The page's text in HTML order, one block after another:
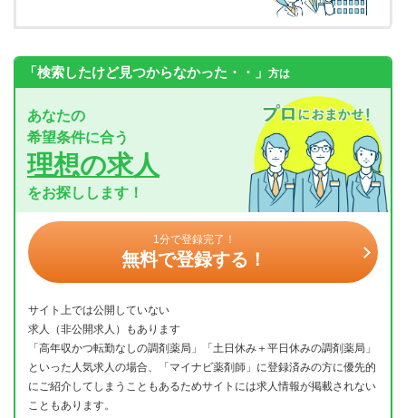
「検索したけど見つからなかった・・」 方は
あなたの
希望条件に合う
理想の求人
をお探しします！
1分で登録完了！
無料で登録する！
サイト上では公開していない
求人（非公開求人）もあります
「高年収かつ転勤なしの調剤薬局」「土日休み＋平日休みの調剤薬局」
といった人気求人の場合、「マイナビ薬剤師」に登録済みの方に優先的
にご紹介してしまうこともあるためサイトには求人情報が掲載されない
こともあります。